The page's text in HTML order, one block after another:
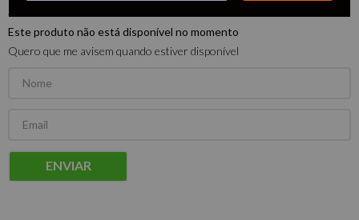
Este produto não está disponível no momento
Quero que me avisem quando estiver disponível
ENVIAR